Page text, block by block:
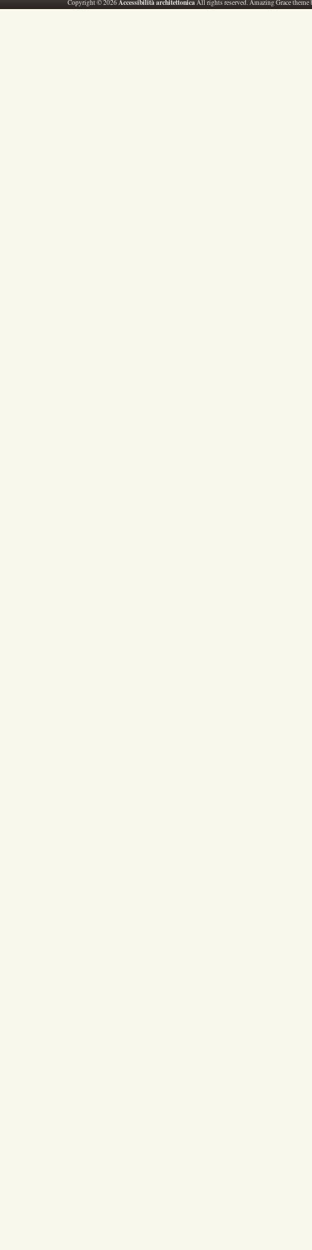
Copyright © 2026Accessibilità architettonicaAll rights reserved. Amazing Grace